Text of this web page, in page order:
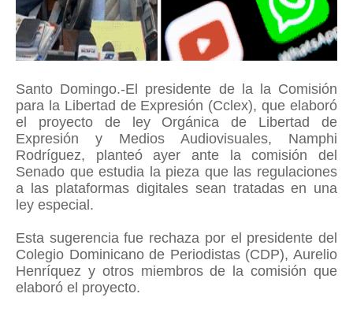
Santo Domingo.-El presidente de la la Comisión
para la Libertad de Expresión (Cclex), que elaboró
el proyecto de ley Orgánica de Libertad de
Expresión y Medios Audiovisuales, Namphi
Rodríguez, planteó ayer ante la comisión del
Senado que estudia la pieza que las regulaciones
a las plataformas digitales sean tratadas en una
ley especial.
Esta sugerencia fue rechaza por el presidente del
Colegio Dominicano de Periodistas (CDP), Aurelio
Henríquez y otros miembros de la comisión que
elaboró el proyecto.